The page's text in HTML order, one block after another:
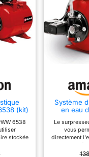
commutation
rendement élevé
système
la pompe
(kit)
6538
stockée
pour
Système
en eau
Le
vous
directement
de pluie,